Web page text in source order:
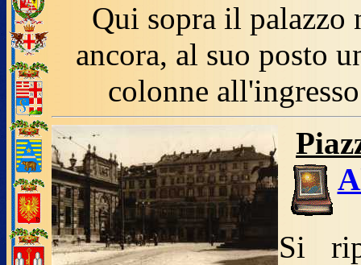
Qui sopra il palazzo
ancora, al suo posto
colonne
Si